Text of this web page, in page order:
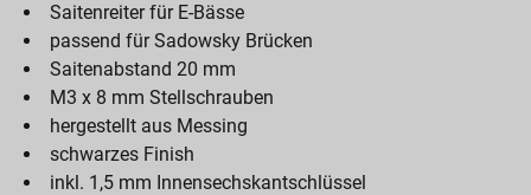
Saitenreiter für E-Bässe
passend für Sadowsky Brücken
Saitenabstand 20 mm
M3 x 8 mm Stellschrauben
hergestellt aus Messing
schwarzes Finish
inkl. 1,5 mm Innensechskantschlüssel